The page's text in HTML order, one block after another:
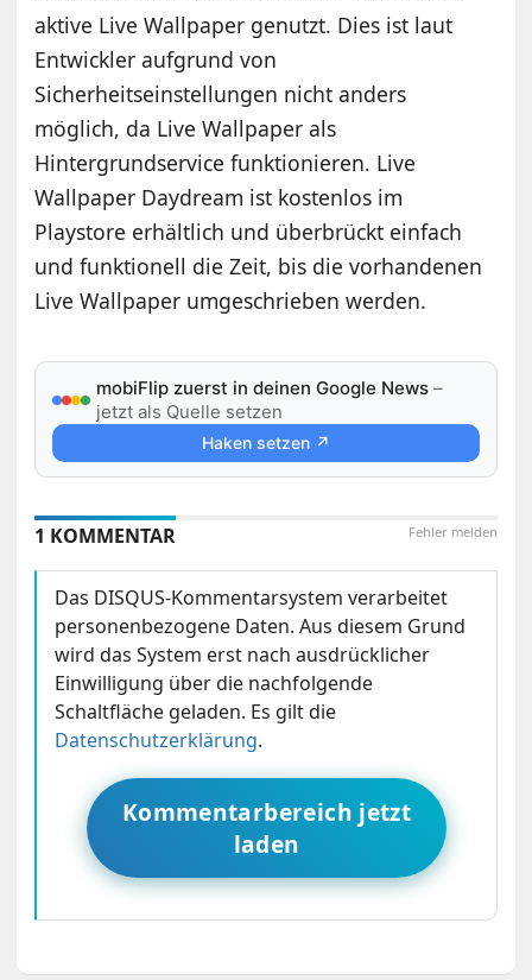
aktive Live Wallpaper genutzt. Dies ist laut
Entwickler aufgrund von
Sicherheitseinstellungen nicht anders
möglich, da Live Wallpaper als
Hintergrundservice funktionieren. Live
Wallpaper Daydream ist kostenlos im
Playstore erhältlich und überbrückt einfach
und funktionell die Zeit, bis die vorhandenen
Live Wallpaper umgeschrieben werden.
mobiFlip zuerst in deinen Google News –
jetzt als Quelle setzen
Haken setzen ↗
Fehler melden
1 KOMMENTAR
Das DISQUS-Kommentarsystem verarbeitet
personenbezogene Daten. Aus diesem Grund
wird das System erst nach ausdrücklicher
Einwilligung über die nachfolgende
Schaltfläche geladen. Es gilt die
Datenschutzerklärung.
Kommentarbereich jetzt
laden